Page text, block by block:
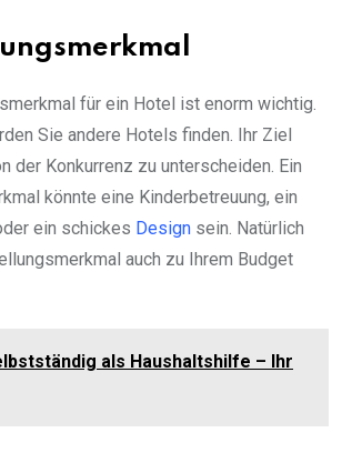
für ein Hotel ist enorm wichtig.
Sie andere Hotels finden. Ihr Ziel
der Konkurrenz zu unterscheiden. Ein
könnte eine Kinderbetreuung, ein
ein schickes Design sein. Natürlich
auch zu Ihrem Budget
als Haushaltshilfe – Ihr